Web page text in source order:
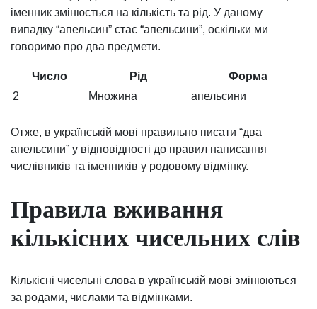
іменник змінюється на кількість та рід. У даному
випадку “апельсин” стає “апельсини”, оскільки ми
говоримо про два предмети.
Число Рід
Форма
2
Множина апельсини
Отже, в українській мові правильно писати “два
апельсини” у відповідності до правил написання
числівників та іменників у родовому відмінку.
Правила вживання
кількісних чисельних слів
Кількісні чисельні слова в українській мові змінюються
за родами, числами та відмінками.